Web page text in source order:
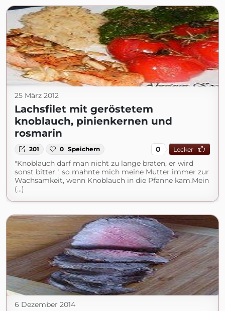
25 März 2012
Lachsfilet mit geröstetem
knoblauch, pinienkernen und
rosmarin
201 0 Speichern 0 Lecker
"Knoblauch darf man nicht zu lange braten, er wird
sonst bitter.", so mahnte mich meine Mutter immer zur
Wachsamkeit, wenn Knoblauch in die Pfanne kam.Mein
(...)
6 Dezember 2014